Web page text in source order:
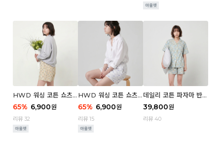
HWD 워싱 코튼 쇼츠
(우먼) - 02 Retro flo
wer
65% 6,900원
리뷰 32
HWD 워싱 코튼 쇼츠
(우먼) - 01 Blue whal
e
65% 6,900원
리뷰 15
데일리 코튼 파자마 반팔
세트 (우먼) - 03 Sum
mer lane
39,800원
리뷰 40